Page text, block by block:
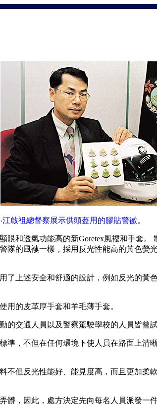
‧江啟祖總督察展示供頭盔用的膠貼警徽。
眼和透氣功能高的新Goretex風褸和手套
隊的風褸一樣，採用反光性能高的黃色熒
了上述安全和舒適的設計，例如反光的黃
用的皮革厚手套和羊毛薄手套。
的交通人員以及警察駕駛學校的人員皆曾
準，不但在任何環境下使人員在路面上清
不但反光性能好、能見度高，而且更加
髒，因此，處方決定先向每名人員派發一